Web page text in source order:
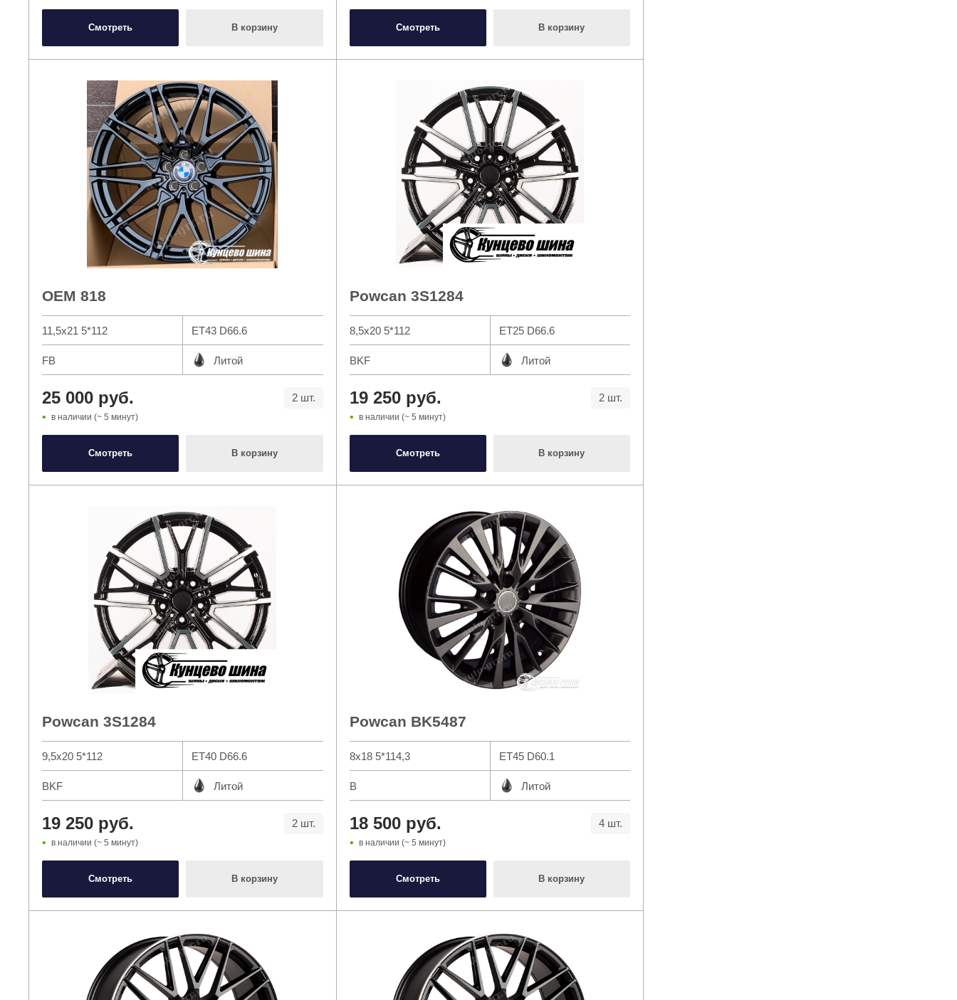
Смотреть В корзину Смотреть В корзину
OEM 818
11,5x21 5*112 ET43 D66.6
FB Литой
25 000 руб. 2 шт.
в наличии (~ 5 минут)
Смотреть В корзину
Powcan 3S1284
8,5x20 5*112 ET25 D66.6
BKF Литой
19 250 руб. 2 шт.
в наличии (~ 5 минут)
Смотреть В корзину
Powcan 3S1284
9,5x20 5*112 ET40 D66.6
BKF Литой
19 250 руб. 2 шт.
в наличии (~ 5 минут)
Смотреть В корзину
Powcan BK5487
8x18 5*114,3 ET45 D60.1
B Литой
18 500 руб. 4 шт.
в наличии (~ 5 минут)
Смотреть В корзину
22 24
245/40R17